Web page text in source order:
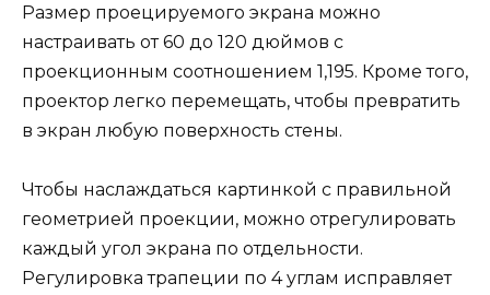
Размер проецируемого экрана можно
настраивать от 60 до 120 дюймов с
проекционным соотношением 1,195. Кроме того,
проектор легко перемещать, чтобы превратить
в экран любую поверхность стены.
Чтобы наслаждаться картинкой с правильной
геометрией проекции, можно отрегулировать
каждый угол экрана по отдельности.
Регулировка трапеции по 4 углам исправляет